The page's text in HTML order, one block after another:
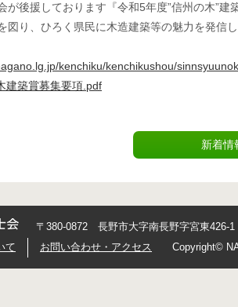
が後援しております『令和5年度”信州の木”
図り、ひろく県民に木造建築等の魅力を発信
kenchiku/kenchikushou/
建築賞募集要項.pdf
新着情
〒380-0872 長野市大字南長野字宮東426-
て お問い合わせ・アクセス Copyright©